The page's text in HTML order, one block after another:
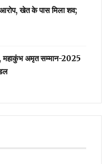
आरोप, खेत के पास मिला शव;
महाकुंभ अमृत सम्मान-2025